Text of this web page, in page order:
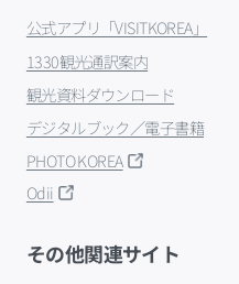
公式アプリ「VISITKOREA」
1330観光通訳案内
観光資料ダウンロード
デジタルブック／電子書籍
PHOTO KOREA
Odii
その他関連サイト